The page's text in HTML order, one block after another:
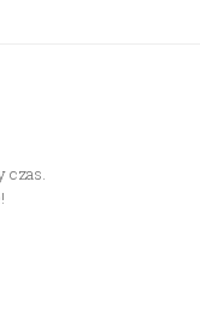
czas.